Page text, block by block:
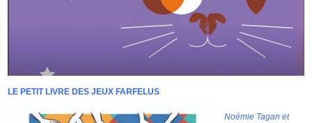
LE PETIT LIVRE DES JEUX FARFELUS
Noémie Tagan et